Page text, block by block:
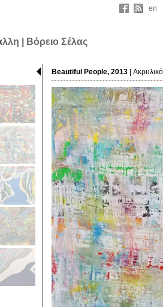
en
| Βόρειο Σέλας
Beautiful People, 2013 |